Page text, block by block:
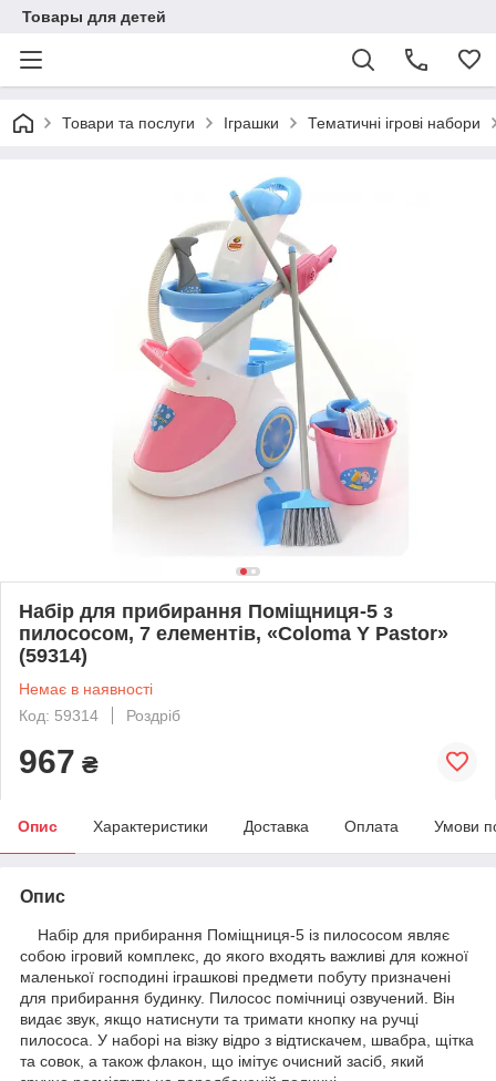
Товары для детей
Товари та послуги Іграшки Тематичні ігрові набори
Набір для прибирання Поміщниця-5 з
пилососом, 7 елементів, «Coloma Y Pastor»
(59314)
Немає в наявності
Код: 59314
Роздріб
967 ₴
Опис Характеристики Доставка Оплата Умови
Опис
Набір для прибирання Поміщниця-5 із пилососом являє
собою ігровий комплекс, до якого входять важливі для кожної
маленької господині іграшкові предмети побуту призначені
для прибирання будинку. Пилосос помічниці озвучений. Він
видає звук, якщо натиснути та тримати кнопку на ручці
пилососа. У наборі на візку відро з відтискачем, швабра, щітка
та совок, а також флакон, що імітує очисний засіб, який